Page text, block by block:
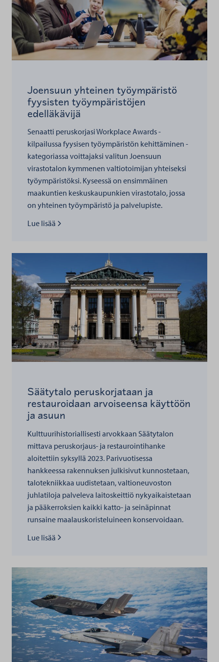
Joensuun yhteinen työympäristö
fyysisten työympäristöjen
edelläkävijä
Senaatti peruskorjasi Workplace Awards -
kilpailussa fyysisen työympäristön kehittäminen -
kategoriassa voittajaksi valitun Joensuun
virastotalon kymmenen valtiotoimijan yhteiseksi
työympäristöksi. Kyseessä on ensimmäinen
maakuntien keskuskaupunkien virastotalo, jossa
on yhteinen työympäristö ja palvelupiste.
Lue lisää kohteesta
Lue lisää
Säätytalo peruskorjataan ja
restauroidaan arvoiseensa käyttöön
ja asuun
Kulttuurihistoriallisesti arvokkaan Säätytalon
mittava peruskorjaus- ja restaurointihanke
aloitettiin syksyllä 2023. Parivuotisessa
hankkeessa rakennuksen julkisivut kunnostetaan,
talotekniikkaa uudistetaan, valtioneuvoston
juhlatiloja palveleva laitoskeittiö nykyaikaistetaan
ja pääkerroksien kaikki katto- ja seinäpinnat
runsaine maalauskoristeluineen konservoidaan.
Lue lisää kohteesta
Lue lisää